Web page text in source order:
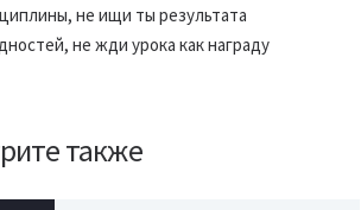
не ищи ты результата
не жди урока как награду
также